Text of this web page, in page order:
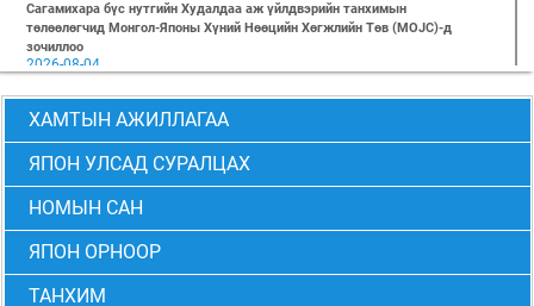
Сагамихара бүс нутгийн Худалдаа аж үйлдвэрийн танхимын
төлөөлөгчид Монгол-Японы Хүний Нөөцийн Хөгжлийн Төв (MOJC)-д
зочиллоо
2026-08-04
"БИЗНЕС БА ХҮНИЙ ЭРХ" Нээлттэй семинарын бүртгэл эхэллээ
2026-07-28
Global Value Chain Бизнесийн практик сургалт
2026 БИЗНЕСИЙН ҮНДСЭН СУРГАЛТ-PMP АНГИ 29 дэх элсэлт
2026-07-08
2026 БИЗНЕСИЙН ҮНДСЭН СУРГАЛТ-УДИРДЛАГЫН АНГИ 29 дэх элсэлт
2026-07-06
ХАМТЫН АЖИЛЛАГАА
ЯПОН УЛСАД СУРАЛЦАХ
НОМЫН САН
ЯПОН ОРНООР
ТАНХИМ